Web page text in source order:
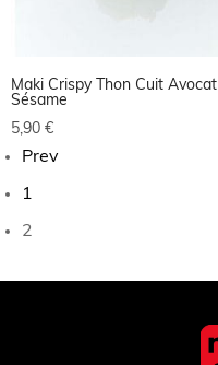
Maki Crispy Thon Cuit Avocat
Sésame
5,90 €
Prev
1
2